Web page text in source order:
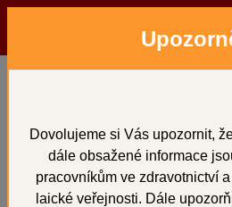
Hledat
Okluspray
Dovolujeme si Vás upozornit,
dále obsažené informace
pracovníkům ve zdravotnictví
laické veřejnosti. Dále